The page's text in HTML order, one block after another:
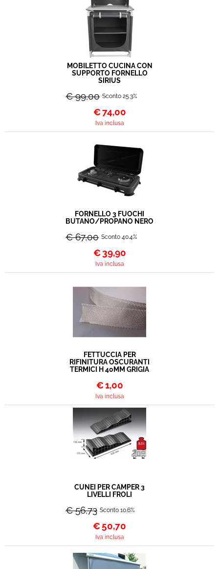
MOBILETTO CUCINA CON
SUPPORTO FORNELLO
SIRIUS
€ 99,00 Sconto 25.3%
€74,00
Iva inclusa
FORNELLO 3 FUOCHI
BUTANO/PROPANO NERO
€ 67,00 Sconto 40.4%
€ 39,90
Iva inclusa
FETTUCCIA PER
RIFINITURA OSCURANTI
TERMICI H 40MM GRIGIA
€1,00
Iva inclusa
CUNEI PER CAMPER 3
LIVELLI FROLI
€ 56,73 Sconto 10.6%
€ 50,70
Iva inclusa